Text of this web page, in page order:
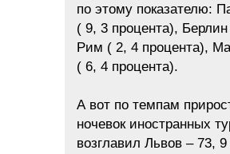
по этому показателю:
( 9, 3 процента),
Рим ( 2, 4 процента),
( 6, 4 процента).
А вот по темпам
ночевок иностранных
возглавил Львов – 73,